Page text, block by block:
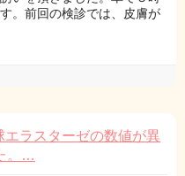
。前回の検診では、皮膚が
ラスターゼの数値が異
。…